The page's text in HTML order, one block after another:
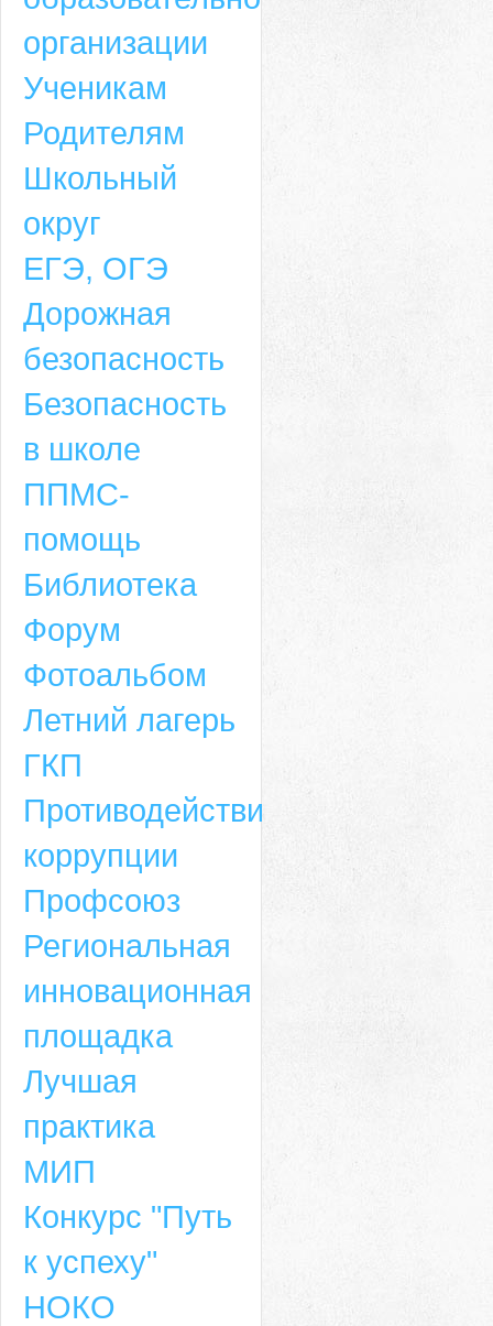
Адрес
6-49, электронный адрес: aja_70@mail.ru
организации
Ученикам
Родителям
Школьный
округ
ЕГЭ, ОГЭ
Дорожная
безопасность
Безопасность
в школе
ППМС-
помощь
Библиотека
Форум
Фотоальбом
Летний лагерь
ГКП
Противодействие
коррупции
Профсоюз
Региональная
инновационная
площадка
Лучшая
практика
МИП
Конкурс "Путь
к успеху"
НОКО